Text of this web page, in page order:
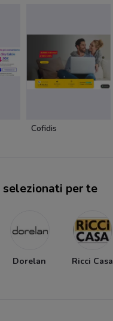
Cofidis
per te
Dorelan Ricci Casa